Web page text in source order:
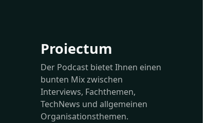
Proiectum
Der Podcast bietet Ihnen einen
bunten Mix zwischen
Interviews, Fachthemen,
TechNews und allgemeinen
Organisationsthemen.